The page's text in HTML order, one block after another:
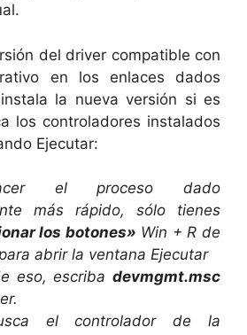
del driver compatible con
en los enlaces dados
la nueva versión si es
los controladores instalados
Ejecutar:
el proceso dado
más rápido, sólo tienes
los botones» Win + R de
abrir la ventana Ejecutar
eso, escriba devmgmt.msc
el controlador de la